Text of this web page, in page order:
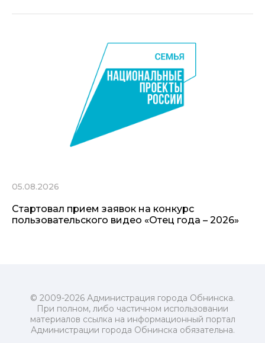
05.08.2026
Стартовал прием заявок на конкурс
пользовательского видео «Отец года – 2026»
© 2009-2026 Администрация города Обнинска.
При полном, либо частичном использовании
материалов ссылка на информационный портал
Администрации города Обнинска обязательна.